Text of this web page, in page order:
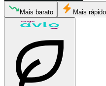
Mais barato Mais rápido